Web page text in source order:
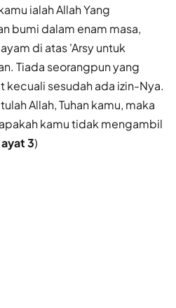
ialah Allah Yang
bumi dalam enam masa,
di atas 'Arsy untuk
Tiada seorangpun yang
kecuali sesudah ada izin-Nya.
Allah, Tuhan kamu, maka
kamu tidak mengambil
3)